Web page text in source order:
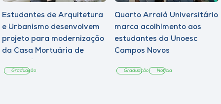
Estudantes de Arquitetura
e Urbanismo desenvolvem
projeto para modernização
da Casa Mortuária de
Graduação
Quarto Arraiá Universitário
marca acolhimento aos
estudantes da Unoesc
Campos Novos
Graduação Notícia